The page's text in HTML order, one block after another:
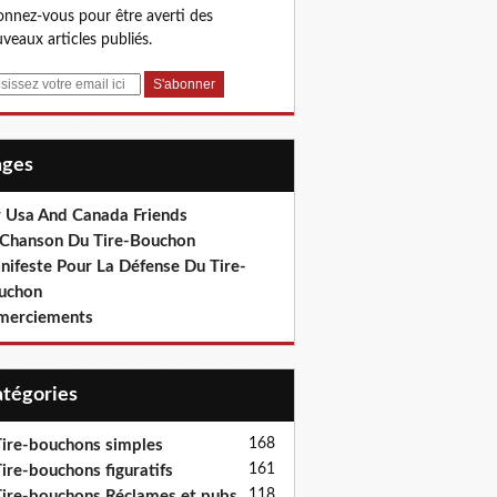
vous pour être averti des
articles publiés.
Usa And Canada Friends
Du Tire-Bouchon
Pour La Défense Du Tire-
bouchons simples 168
bouchons figuratifs 161